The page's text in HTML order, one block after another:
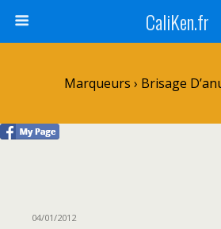
CaliKen.fr
Marqueurs › Brisage
04/01/2012